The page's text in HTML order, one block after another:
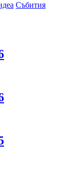
Събития